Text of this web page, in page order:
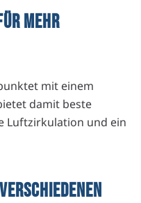
MEHR M
mit einem
damit beste
Luftzirkulation und ein